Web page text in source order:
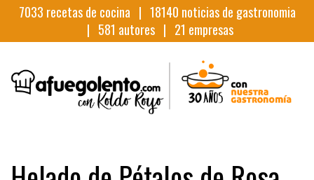
7033 recetas de cocina | 18140 noticias de gastronomia
| 581 autores | 21 empresas